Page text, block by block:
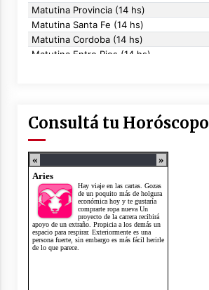
Consultá tu Horóscopo